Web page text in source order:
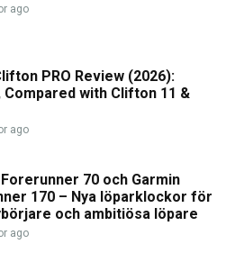
ago
PRO Review (2026):
Compared with Clifton 11 &
ago
70 och Garmin
170 – Nya löparklockor för
och ambitiösa löpare
ago